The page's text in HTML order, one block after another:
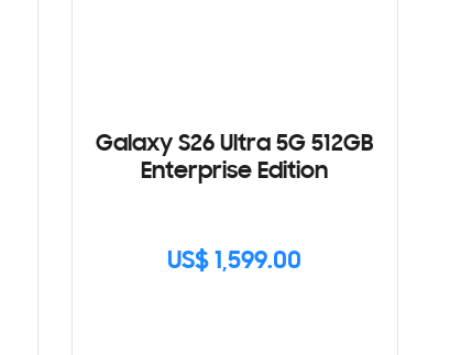
Galaxy S26 Ultra 5G 512GB
Enterprise Edition
US$ 1,599.00